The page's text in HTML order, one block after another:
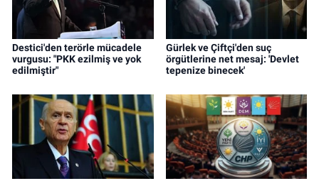
Destici'den terörle mücadele
vurgusu: "PKK ezilmiş ve yok
edilmiştir"
Gürlek ve Çiftçi'den suç
örgütlerine net mesaj: 'Devlet
tepenize binecek'